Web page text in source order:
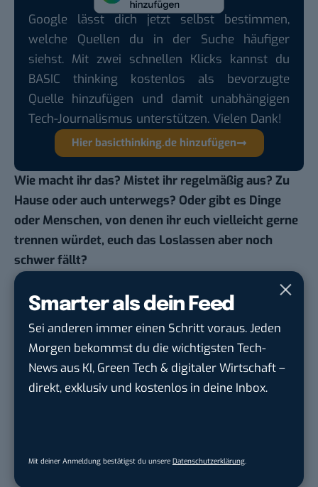
Smarter als dein Feed
Sei anderen immer einen Schritt voraus. Jeden
Morgen bekommst du die wichtigsten Tech-
News aus KI, Green Tech & digitaler Wirtschaft –
direkt, exklusiv und kostenlos in deine Inbox.
Mit deiner Anmeldung bestätigst du unsere Datenschutzerklärung.
Google lässt dich jetzt selbst bestimmen,
welche Quellen du in der Suche häufiger
siehst. Mit zwei schnellen Klicks kannst du
BASIC thinking kostenlos als bevorzugte
Quelle hinzufügen und damit unabhängigen
Tech-Journalismus unterstützen. Vielen Dank!
Hier basicthinking.de hinzufügen
Wie macht ihr das? Mistet ihr regelmäßig aus? Zu
Hause oder auch unterwegs? Oder gibt es Dinge
oder Menschen, von denen ihr euch vielleicht gerne
trennen würdet, euch das Loslassen aber noch
schwer fällt?
Du möchtest nicht abgehängt werden, wenn es um
KI, Green Tech und die Tech-Themen von Morgen
geht? Über 12.000 smarte Leser bekommen jeden
Tag UPDATE, unser Tech-Briefing mit den
wichtigsten News des Tages – und sichern sich
STELLENANZEIGEN